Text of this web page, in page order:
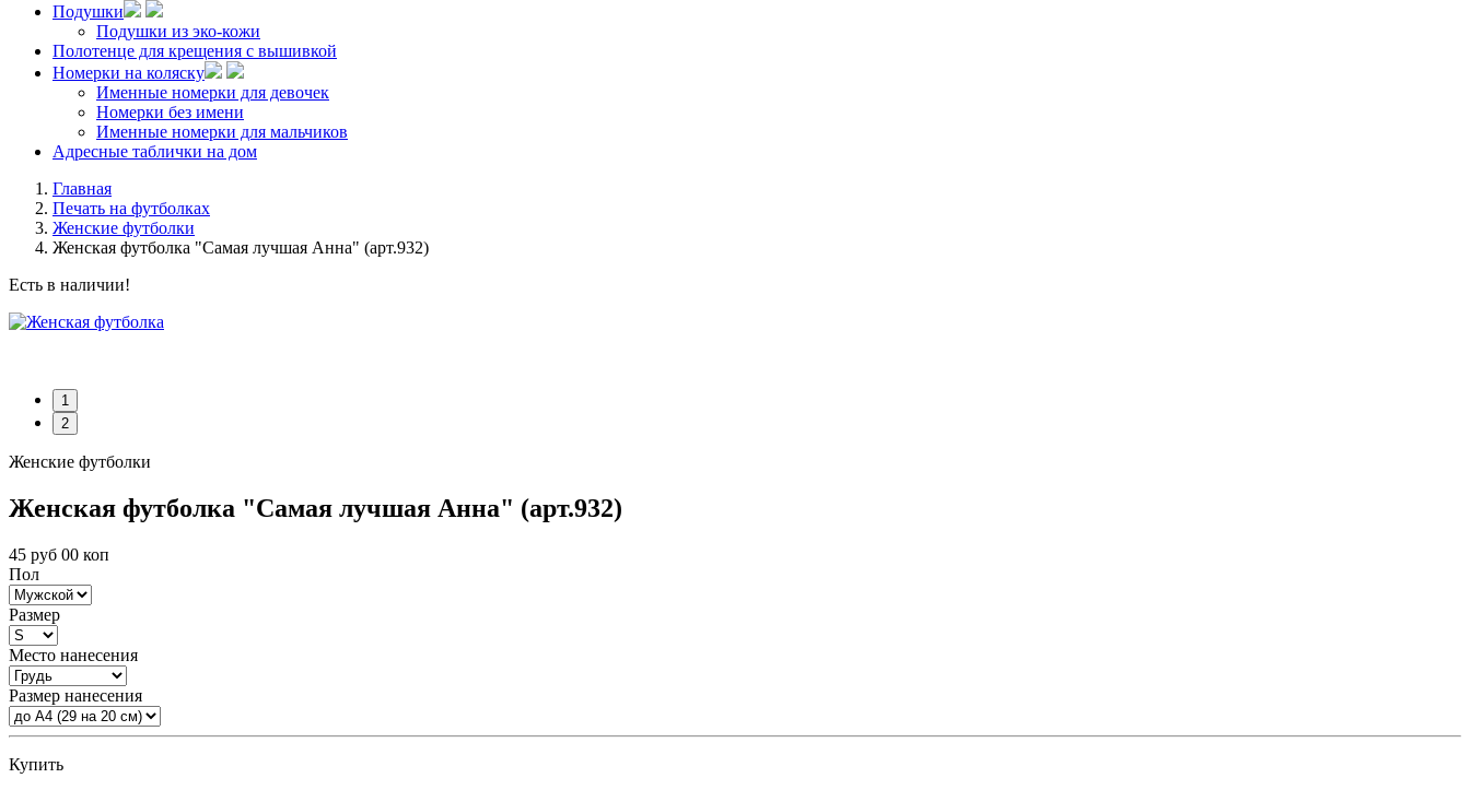
Подушки
Подушки из эко-кожи
Полотенце для крещения с вышивкой
Номерки на коляску
Именные номерки для девочек
Номерки без имени
Именные номерки для мальчиков
Адресные таблички на дом
Главная
Печать на футболках
Женские футболки
Женская футболка "Самая лучшая Анна" (арт.932)
Есть в наличии!
1
2
Женские футболки
Женская футболка "Самая лучшая Анна" (арт.932)
45 руб 00 коп
Пол
Размер
Место нанесения
Размер нанесения
Купить